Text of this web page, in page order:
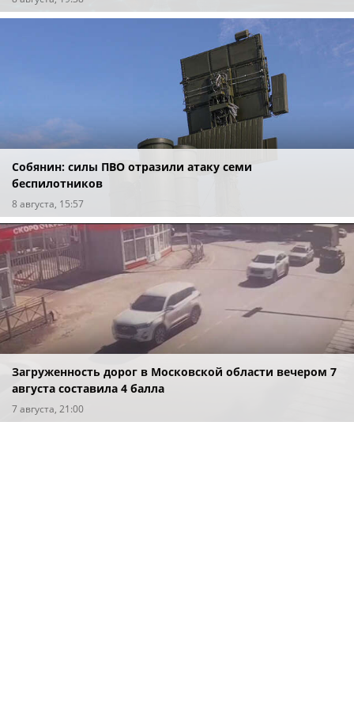
Собянин: силы ПВО отразили атаку семи
беспилотников
8 августа, 15:57
Загруженность дорог в Московской области вечером 7
августа составила 4 балла
7 августа, 21:00